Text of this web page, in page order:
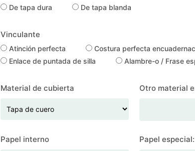
De tapa dura De tapa blanda
Vinculante
Atinción perfecta
Costura perfecta
Enlace de puntada de silla
Alambre-o / Frase
Material de cubierta Otro material
Papel interno Papel especial: